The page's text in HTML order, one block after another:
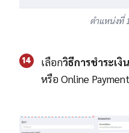
ตำแหน่งที่
14 เลือกวิธีการชำระเงิน
หรือ Online Payment